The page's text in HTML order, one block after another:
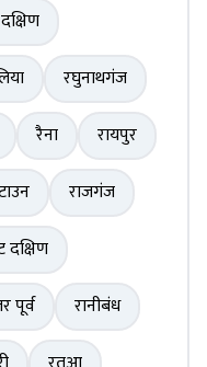
रघुनाथगंज
रैना
रायपुर
राजगंज
दक्षिण
पूर्व
रानीबंध